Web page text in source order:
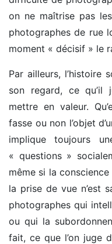
on ne maîtrise pas
photographes de rue
moment « décisif » le
Par ailleurs, l’histoire
son regard, ce
mettre en valeur.
fasse ou non l’objet
implique toujours
« questions »
même si la
la prise de vue n’est
photographes qui
ou qui la
fait, ce que l’on juge